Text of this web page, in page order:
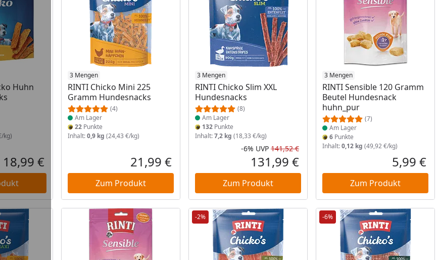
Huhn
kg)
Aktueller Preis
18,99 €
3 Mengen
RINTI Chicko Mini 225
Gramm Hundesnacks
(4)
Produkt am Lager
Am Lager
22 Punkte
Inhalt:0,9 kg (24,43 €/kg)
Aktueller Preis
21,99 €
Zum Produkt
3 Mengen
RINTI Chicko Slim XXL
Hundesnacks
(8)
Produkt am Lager
Am Lager
132 Punkte
Inhalt:7,2 kg (18,33 €/kg)
Rabatt in Prozent
-6%
Ursprünglicher Preis
UVP 141,52 €
Aktueller Preis
131,99 €
Zum Produkt
3 Mengen
RINTI Sensible 120 Gramm
Beutel Hundesnack
huhn_pur
(7)
Produkt am Lager
Am Lager
6 Punkte
Inhalt:0,12 kg (49,92 €/kg)
5,99 €
Zum Produkt
-2% -6%